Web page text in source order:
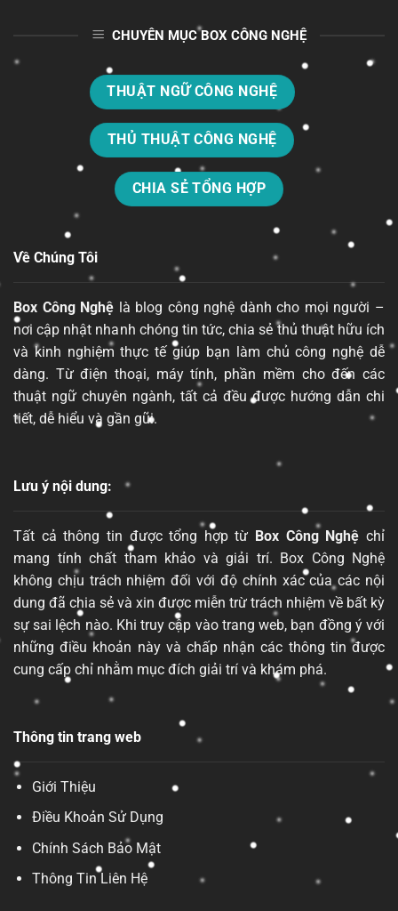
CHUYÊN MỤC BOX CÔNG NGHỆ
THUẬT NGỮ CÔNG NGHỆ
THỦ THUẬT CÔNG NGHỆ
CHIA SẺ TỔNG HỢP
Về Chúng Tôi
Box Công Nghệ là blog công nghệ dành cho mọi người –
nơi cập nhật nhanh chóng tin tức, chia sẻ thủ thuật hữu ích
và kinh nghiệm thực tế giúp bạn làm chủ công nghệ dễ
dàng. Từ điện thoại, máy tính, phần mềm cho đến các
thuật ngữ chuyên ngành, tất cả đều được hướng dẫn chi
tiết, dễ hiểu và gần gũi.
Lưu ý nội dung:
Tất cả thông tin được tổng hợp từ Box Công Nghệ chỉ
mang tính chất tham khảo và giải trí. Box Công Nghệ
không chịu trách nhiệm đối với độ chính xác của các nội
dung đã chia sẻ và xin được miễn trừ trách nhiệm về bất kỳ
sự sai lệch nào. Khi truy cập vào trang web, bạn đồng ý với
những điều khoản này và chấp nhận các thông tin được
cung cấp chỉ nhằm mục đích giải trí và khám phá.
Thông tin trang web
Giới Thiệu
Điều Khoản Sử Dụng
Chính Sách Bảo Mật
Thông Tin Liên Hệ